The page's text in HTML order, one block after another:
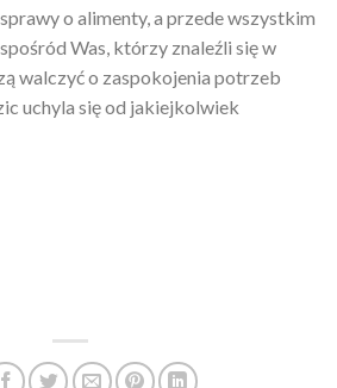
o alimenty, a przede wszystkim
Was, którzy znaleźli się w
walczyć o zaspokojenia potrzeb
uchyla się od jakiejkolwiek